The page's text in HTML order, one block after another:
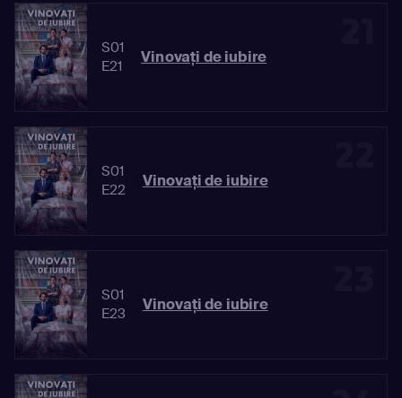
S01
E21
Vinovaţi de iubire
S01
E22
Vinovaţi de iubire
S01
E23
Vinovaţi de iubire